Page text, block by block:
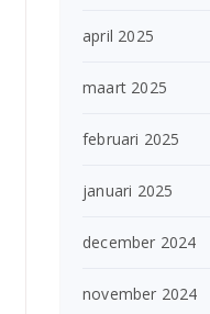
april 2025
maart 2025
februari 2025
januari 2025
december 2024
november 2024